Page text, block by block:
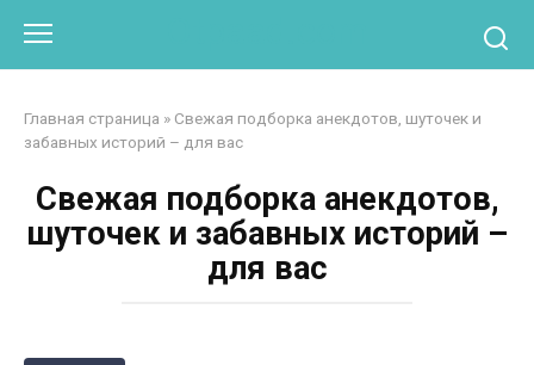
контенту
Главная страница » Свежая подборка анекдотов, шуточек и
забавных историй – для вас
Свежая подборка анекдотов,
шуточек и забавных историй –
для вас